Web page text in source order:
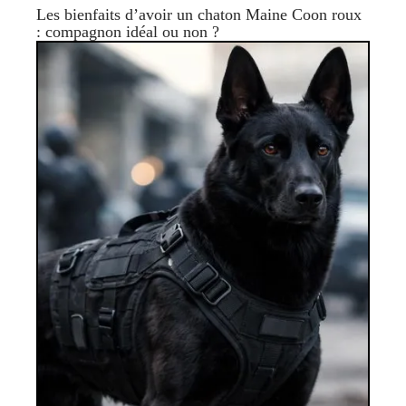
Les bienfaits d’avoir un chaton Maine Coon roux
: compagnon idéal ou non ?